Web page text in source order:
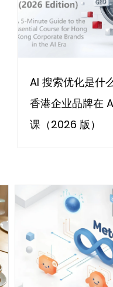
AI 搜索优化是什
香港企业品牌在
课（2026 版）